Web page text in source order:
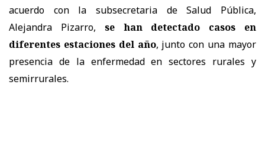
acuerdo con la subsecretaria de Salud Pública,
Alejandra Pizarro, se han detectado casos en
diferentes estaciones del año, junto con una mayor
presencia de la enfermedad en sectores rurales y
semirrurales.